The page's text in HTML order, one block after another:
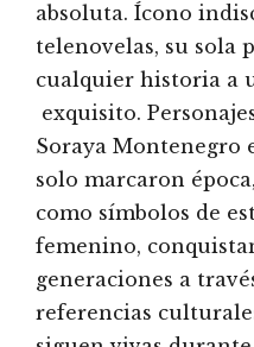
absoluta. Ícono
telenovelas, su sola
cualquier historia a
exquisito.
Soraya Montenegro
solo marcaron
como símbolos de
femenino,
generaciones a
referencias